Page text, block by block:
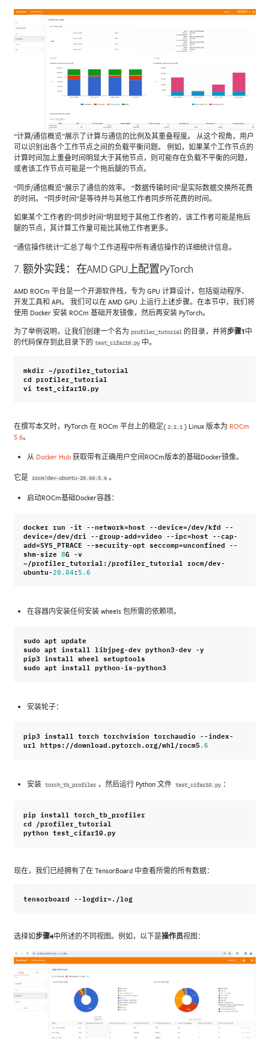
“计算/通信概览”展示了计算与通信的比例及其重叠程度。 从这个视角，用户
可以识别出各个工作节点之间的负载平衡问题。 例如，如果某个工作节点的
计算时间加上重叠时间明显大于其他节点，则可能存在负载不平衡的问题，
或者该工作节点可能是一个拖后腿的节点。
“同步/通信概览”展示了通信的效率。 “数据传输时间”是实际数据交换所花费
的时间。 “同步时间”是等待并与其他工作者同步所花费的时间。
如果某个工作者的“同步时间”明显短于其他工作者的，该工作者可能是拖后
腿的节点，其计算工作量可能比其他工作者更多。
“通信操作统计”汇总了每个工作进程中所有通信操作的详细统计信息。
7. 额外实践：在AMD GPU上配置PyTorch
AMD ROCm 平台是一个开源软件栈，专为 GPU 计算设计，包括驱动程序、
开发工具和 API。 我们可以在 AMD GPU 上运行上述步骤。在本节中，我们将
使用 Docker 安装 ROCm 基础开发镜像，然后再安装 PyTorch。
为了举例说明，让我们创建一个名为 profiler_tutorial 的目录，并将步骤1中
的代码保存到此目录下的 test_cifar10.py 中。
mkdir ~/profiler_tutorial
cd profiler_tutorial
vi test_cifar10.py
在撰写本文时，PyTorch 在 ROCm 平台上的稳定( 2.1.1 ) Linux 版本为 ROCm
5.6。
从 Docker Hub 获取带有正确用户空间ROCm版本的基础Docker镜像。
它是 rocm/dev-ubuntu-20.04:5.6 。
启动ROCm基础Docker容器：
docker run -it --network=host --device=/dev/kfd --
device=/dev/dri --group-add=video --ipc=host --cap-
add=SYS_PTRACE --security-opt seccomp=unconfined --
shm-size 8G -v
~/profiler_tutorial : /profiler_tutorial rocm/dev-
ubuntu-20.04:5.6
在容器内安装任何安装 wheels 包所需的依赖项。
sudo apt update
sudo apt install libjpeg-dev python3-dev -y
pip3 install wheel setuptools
sudo apt install python-is-python3
安装轮子：
pip3 install torch torchvision torchaudio --index-
url https: //download.pytorch.org/whl /rocm5 .6
安装 torch_tb_profiler ，然后运行 Python 文件 test_cifar10.py ：
pip install torch_tb_profiler
cd /profiler_tutorial
python test_cifar10.py
现在，我们已经拥有了在 TensorBoard 中查看所需的所有数据：
tensorboard --logdir=./log
选择如步骤4中所述的不同视图。例如，以下是操作员视图：